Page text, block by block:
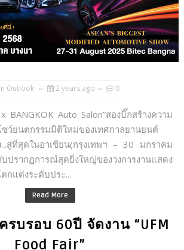
Outlook 2 years ago 0
BANGKOK Auto Salon”สองบิ๊กสร้างความ
ว์ยนตกรรมมิติใหม่ของเทศกาลยานยนต์
สู่ที่สุดในอาเซียน(กรุงเทพฯ – 30 มกราคม
รากฏการณ์สุดยิ่งใหญ่ของวงการงานแสดง
แต่งระดับประ...
Read More
รบรอบ 60ปี จัดงาน “UFM
Food Fair”